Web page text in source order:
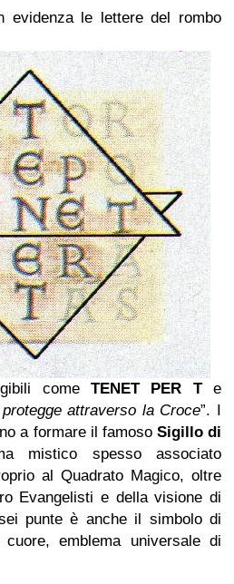
evidenza le lettere del rombo
come TENET PER Te
attraverso la Croce”. I
a formare il famoso Sigillo di
mistico spesso associato
al Quadrato Magico, oltre
Evangelisti e della visione di
punte è anche il simbolo di
emblema universale di